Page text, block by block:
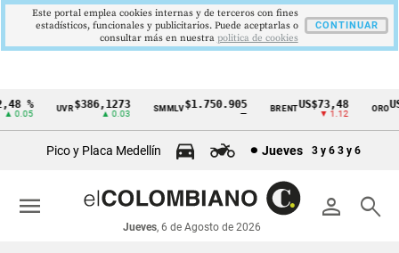
Cintillo
económicos
Colombia
% UVR$386,1273
▲ 0.03
SMMLV$1.750.905 BRENTUS$73,48
▼ 1.12
ORO
Pico y Placa Medellín Jueves 3 y 6 3 y 6
person search
Jueves, 6 de Agosto de 2026
menu
Este portal emplea cookies internas y de terceros con fines
estadísticos, funcionales y publicitarios. Puede aceptarlas o
consultar más en nuestra politica de cookies
CONTINUAR